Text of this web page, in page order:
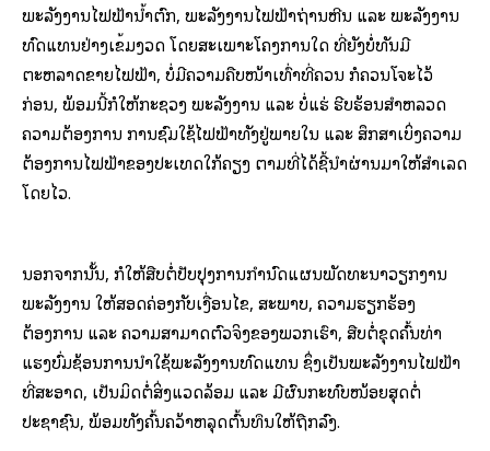
ພະລັງງານໄຟຟ້ານ້ຳຕົກ, ພະລັງງານໄຟຟ້າຖ່ານຫີນ ແລະ ພະລັງງານ
ທົດແທນຢ່າງເຂັ້ມງວດ ໂດຍສະເພາະໂຄງການໃດ ທີ່ຍັງບໍ່ທັນມີ
ຕະຫລາດຂາຍໄຟຟ້າ, ບໍ່ມີຄວາມຄືບໜ້າເທົ່າທີ່ຄວນ ກໍຄວນໂຈະໄວ້
ກ່ອນ, ພ້ອມນີ້ກໍໃຫ້ກະຊວງ ພະລັງງານ ແລະ ບໍ່ແຮ່ ຮີບຮ້ອນສຳຫລວດ
ຄວາມຕ້ອງການ ການຊົມໃຊ້ໄຟຟ້າທັງຢູ່ພາຍໃນ ແລະ ສຶກສາເບິ່ງຄວາມ
ຕ້ອງການໄຟຟ້າຂອງປະເທດໃກ້ຄຽງ ຕາມທີ່ໄດ້ຊີ້ນຳຜ່ານມາໃຫ້ສຳເລັດ
ໂດຍໄວ.
ນອກຈາກນັ້ນ, ກໍໃຫ້ສືບຕໍ່ປັບປຸງການກຳນົດແຜນພັດທະນາວຽກງານ
ພະລັງງານ ໃຫ້ສອດຄ່ອງກັບເງື່ອນໄຂ, ສະພາບ, ຄວາມຮຽກຮ້ອງ
ຕ້ອງການ ແລະ ຄວາມສາມາດຕົວຈິງຂອງພວກເຮົາ, ສືບຕໍ່ຂຸດຄົ້ນທ່າ
ແຮງບົ່ມຊ້ອນການນຳໃຊ້ພະລັງງານທົດແທນ ຊຶ່ງເປັນພະລັງງານໄຟຟ້າ
ທີ່ສະອາດ, ເປັນມິດຕໍ່ສິ່ງແວດລ້ອມ ແລະ ມີຜົນກະທົບໜ້ອຍສຸດຕໍ່
ປະຊາຊົນ, ພ້ອມທັງຄົ້ນຄວ້າຫລຸດຕົ້ນທຶນໃຫ້ຖືກລົງ.